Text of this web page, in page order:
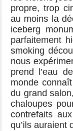
propre, trop
au moins la
iceberg
parfaitement
smoking
nous
prend l’eau
monde
du grand
chaloupes
contrefaits
qu’ils auraient